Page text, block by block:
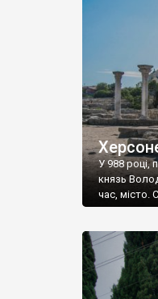
Офіційно –
влада в
У 988 році,
князь
час, місто.
диктувати
Херсонесі
Херсонесу